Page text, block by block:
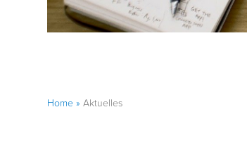
Home »Aktuelles